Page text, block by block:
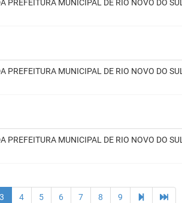
MUNICIPAL DE RIO NOVO DO SUL
MUNICIPAL DE RIO NOVO DO SUL
MUNICIPAL DE RIO NOVO DO SUL
3 4 5 6 7 8 9